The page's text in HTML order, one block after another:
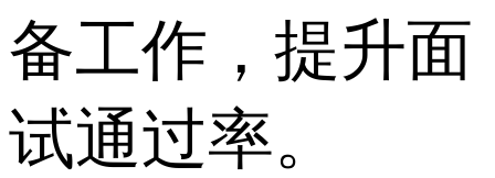
备工作，提升面
试通过率。